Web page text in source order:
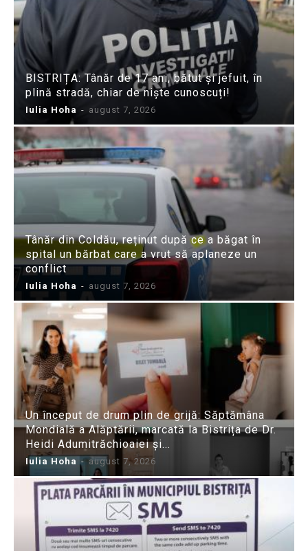
BISTRIȚA: Tânăr de 17 ani, bătut și jefuit, în
plină stradă, chiar de niște cunoscuți!
Iulia Hoha - august 7, 2026
Tânăr din Coldău, reținut după ce a băgat în
spital un bărbat care a vrut să aplaneze un
conflict
Iulia Hoha - august 7, 2026
Un început de drum plin de grijă: Săptămâna
Mondială a Alăptării, marcată la Bistrița de Dr.
Heidi Adumitrăchioaiei și...
Iulia Hoha - august 7, 2026